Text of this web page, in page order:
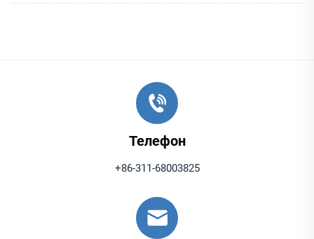
Телефон
+86-311-68003825